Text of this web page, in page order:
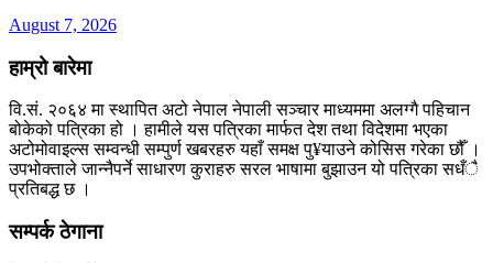
August 7, 2026
हाम्रो बारेमा
वि.सं. २०६४ मा स्थापित अटो नेपाल नेपाली सञ्चार माध्यममा अलग्गै पहिचान
बोकेको पत्रिका हो । हामीले यस पत्रिका मार्फत देश तथा विदेशमा भएका
अटोमोवाइल्स सम्वन्धी सम्पुर्ण खबरहरु यहाँ समक्ष पु¥याउने कोसिस गरेका छौँ ।
उपभोक्ताले जान्नैपर्ने साधारण कुराहरु सरल भाषामा बुझाउन यो पत्रिका सधँै
प्रतिबद्ध छ ।
सम्पर्क ठेगाना